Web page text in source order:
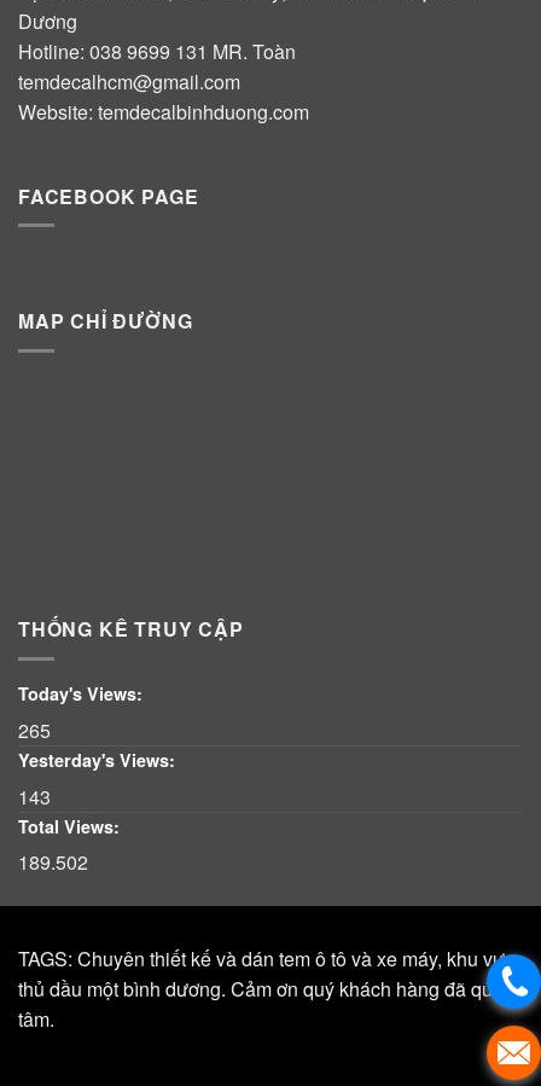
Dương
Hotline: 038 9699 131 MR. Toàn
temdecalhcm@gmail.com
Website: temdecalbinhduong.com
FACEBOOK PAGE
MAP CHỈ ĐƯỜNG
THỐNG KÊ TRUY CẬP
Today's Views:
265
Yesterday's Views:
143
Total Views:
189.502
TAGS: Chuyên thiết kế và dán tem ô tô và xe máy, khu vực,
thủ dầu một bình dương. Cảm ơn quý khách hàng đã quan
tâm.